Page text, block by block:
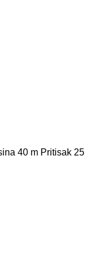
40 m Pritisak 25